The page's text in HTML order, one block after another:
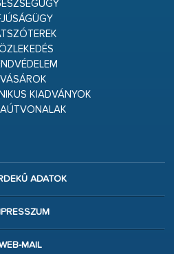
VÁSÁROK
KIADVÁNYOK
ADATOK
MAIL